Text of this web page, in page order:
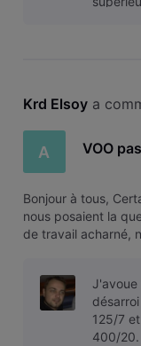
Krd Elsoy a
A VOO
Bonjour à tous,
nous posaient la
de travail acharné,
premiers
125/7
400/20.